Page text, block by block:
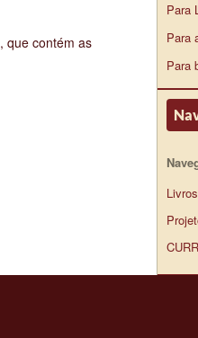
, que contém as
Para
Para
Para